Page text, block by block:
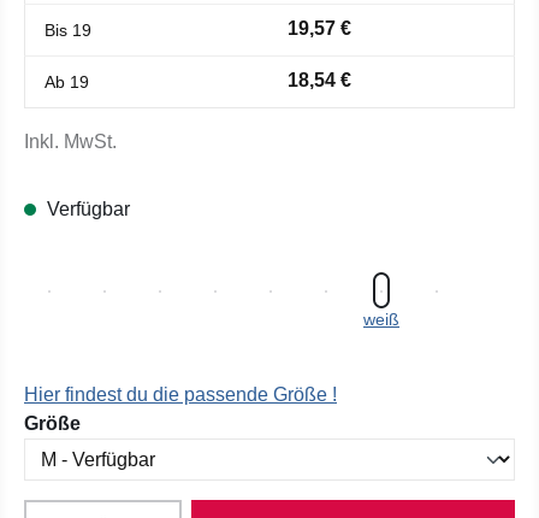
Bis 19 19,57 €
Ab 19 18,54 €
Inkl. MwSt.
Verfügbar
weiß
Hier findest du die passende Größe !
Größeauswählen